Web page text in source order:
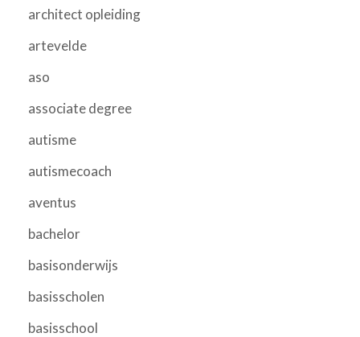
architect opleiding
artevelde
aso
associate degree
autisme
autismecoach
aventus
bachelor
basisonderwijs
basisscholen
basisschool